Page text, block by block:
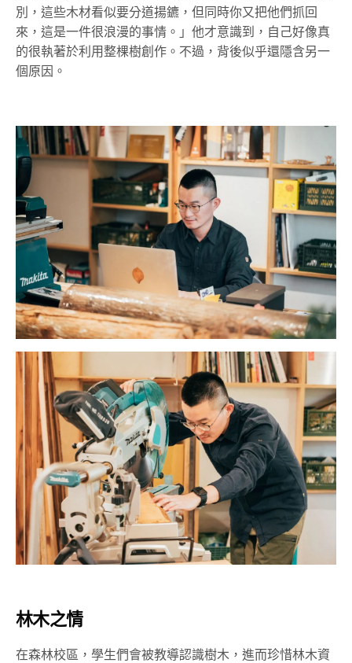
別，這些木材看似要分道揚鑣，但同時你又把他們抓回
來，這是一件很浪漫的事情。」他才意識到，自己好像真
的很執著於利用整棵樹創作。不過，背後似乎還隱含另一
個原因。
林木之情
在森林校區，學生們會被教導認識樹木，進而珍惜林木資